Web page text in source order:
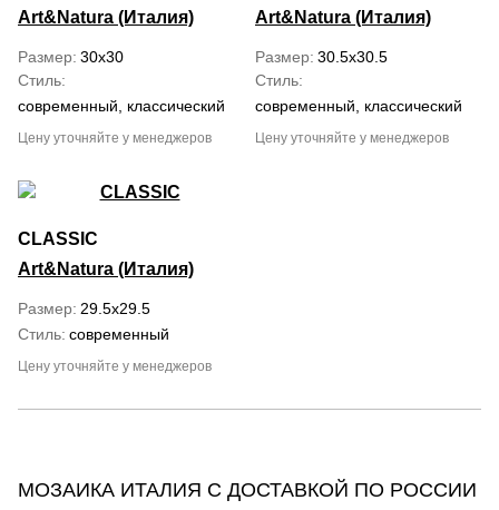
Art&Natura (Италия)
Размер 30x30
Стиль
современный, классический
Цену уточняйте у менеджеров
Art&Natura (Италия)
Размер 30.5x30.5
Стиль
современный, классический
Цену уточняйте у менеджеров
CLASSIC
Art&Natura (Италия)
Размер 29.5x29.5
Стиль современный
Цену уточняйте у менеджеров
МОЗАИКА ИТАЛИЯ С ДОСТАВКОЙ ПО РОССИИ